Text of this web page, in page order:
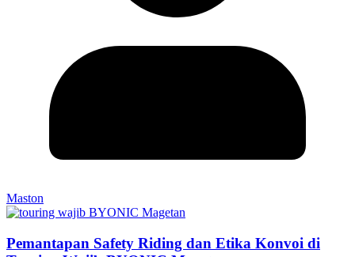
Maston
Pemantapan Safety Riding dan Etika Konvoi di